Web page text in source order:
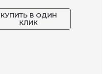
КУПИТЬ В ОДИН
КЛИК